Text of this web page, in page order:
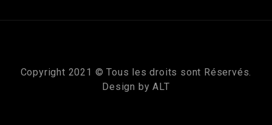
Copyright 2021 © Tous les droits sont Réservés.
Design by ALT